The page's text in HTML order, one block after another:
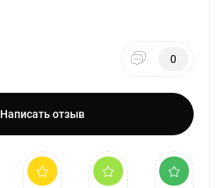
0
Написать отзыв